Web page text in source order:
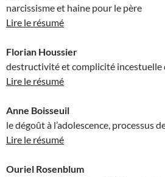
narcissisme et haine pour le père
Lire le résumé
Florian Houssier
destructivité et complicité incestuelle
Lire le résumé
Anne Boisseuil
le dégoût à l’adolescence, processus
Lire le résumé
Ouriel Rosenblum